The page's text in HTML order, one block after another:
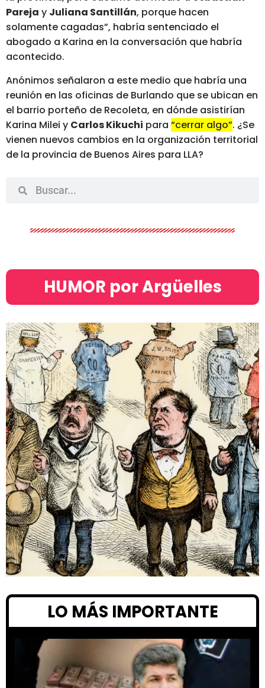
Pareja y Juliana Santillán, porque hacen
solamente cagadas”, habría sentenciado el
abogado a Karina en la conversación que habría
acontecido.
Anónimos señalaron a este medio que habría una
reunión en las oficinas de Burlando que se ubican en
el barrio porteño de Recoleta, en dónde asistirían
Karina Milei y Carlos Kikuchi para “cerrar algo”. ¿Se
vienen nuevos cambios en la organización territorial
de la provincia de Buenos Aires para LLA?
HUMOR por Argüelles​
LO MÁS IMPORTANTE